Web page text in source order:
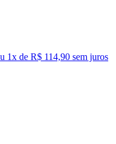
1x de R$ 114,90 sem juros